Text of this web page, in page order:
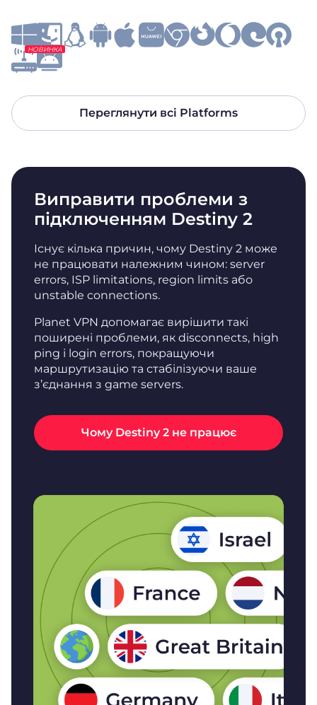
НОВИНКА
Переглянути всі Platforms
Виправити проблеми з
підключенням Destiny 2
Існує кілька причин, чому Destiny 2 може
не працювати належним чином: server
errors, ISP limitations, region limits або
unstable connections.
Planet VPN допомагає вирішити такі
поширені проблеми, як disconnects, high
ping і login errors, покращуючи
маршрутизацію та стабілізуючи ваше
з’єднання з game servers.
Чому Destiny 2 не працює